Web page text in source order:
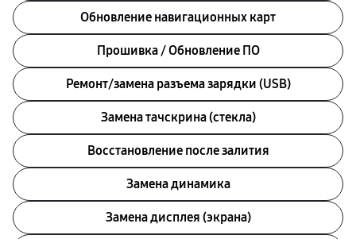
Обновление навигационных карт
Прошивка / Обновление ПО
Ремонт/замена разъема зарядки (USB)
Замена тачскрина (стекла)
Восстановление после залития
Замена динамика
Замена дисплея (экрана)